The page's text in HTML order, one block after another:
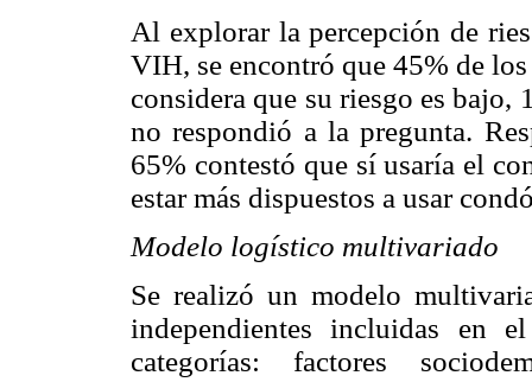
Al explorar la percepción de
VIH, se encontró que 45% de
considera que su riesgo es bajo,
no respondió a la pregunta.
65% contestó que sí usaría el
estar más dispuestos a usar
Modelo logístico multivariado
Se realizó un modelo
independientes incluidas en
categorías: factores